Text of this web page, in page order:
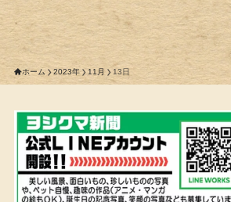
ホーム 2023年 11月 13日